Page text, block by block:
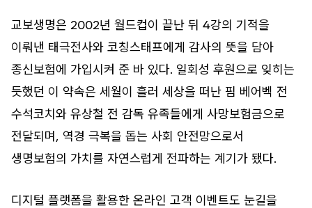
교보생명은 2002년 월드컵이 끝난 뒤 4강의 기적을
이뤄낸 태극전사와 코칭스태프에게 감사의 뜻을 담아
종신보험에 가입시켜 준 바 있다. 일회성 후원으로 잊히는
듯했던 이 약속은 세월이 흘러 세상을 떠난 핌 베어벡 전
수석코치와 유상철 전 감독 유족들에게 사망보험금으로
전달되며, 역경 극복을 돕는 사회 안전망으로서
생명보험의 가치를 자연스럽게 전파하는 계기가 됐다.
디지털 플랫폼을 활용한 온라인 고객 이벤트도 눈길을